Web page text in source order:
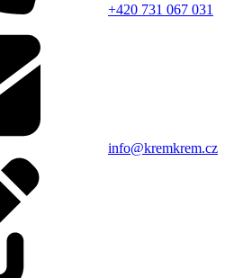
+420 731 067 031
info@kremkrem.cz